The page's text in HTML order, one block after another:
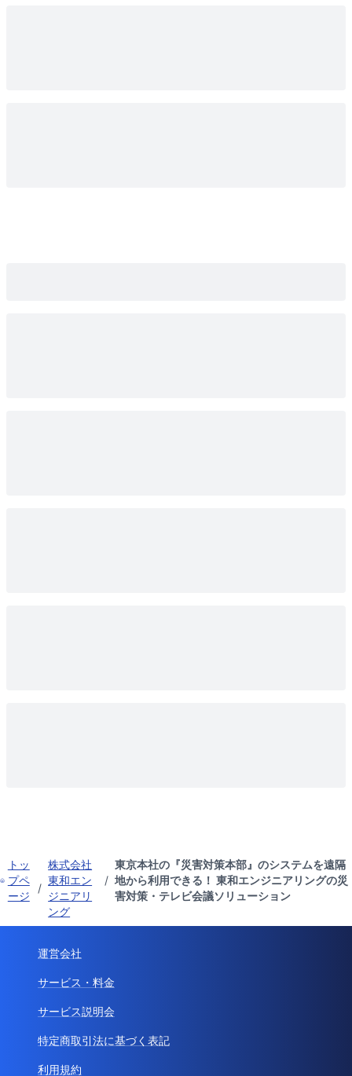
トッ
プペ
ージ
/
株式会社
東和エン
ジニアリ
ング
/
東京本社の『災害対策本部』のシステムを遠隔
地から利用できる！ 東和エンジニアリングの災
害対策・テレビ会議ソリューション
運営会社
サービス・料金
サービス説明会
特定商取引法に基づく表記
利用規約